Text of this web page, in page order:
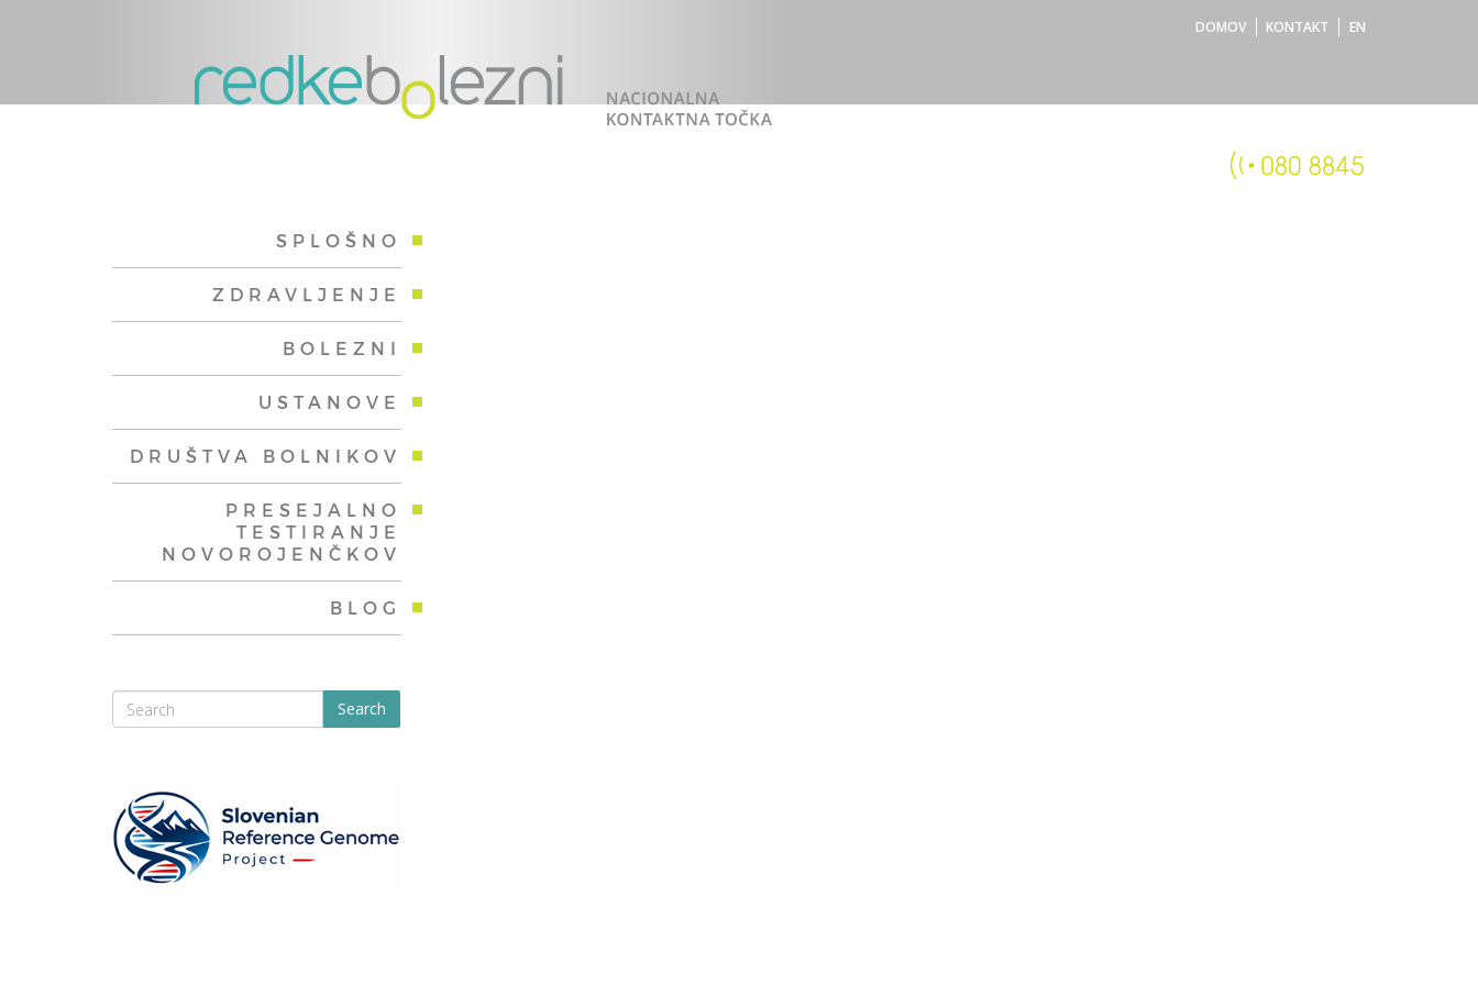
DOMOV KONTAKT EN
SPLOŠNO
ZDRAVLJENJE
BOLEZNI
USTANOVE
DRUŠTVA BOLNIKOV
PRESEJALNO
TESTIRANJE
NOVOROJENČKOV
BLOG
Search